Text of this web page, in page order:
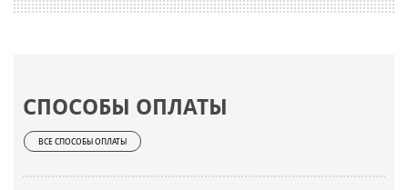
СПОСОБЫ ОПЛАТЫ
ВСЕ СПОСОБЫ ОПЛАТЫ